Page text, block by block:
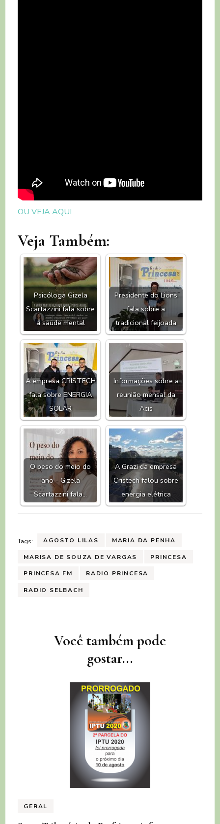
OU VEJA AQUI
Veja Também:
Psicóloga Gizela
Scartazzini fala sobre
a saúde mental
Presidente do Lions
fala sobre a
tradicional feijoada
A empresa CRISTECH
fala sobre ENERGIA
SOLAR
Informações sobre a
reunião mensal da
Acis
O peso do meio do
ano - Gizela
Scartazzini fala…
A Grazi da empresa
Cristech falou sobre
energia elétrica
Tags: AGOSTO LILAS MARIA DA PENHA
MARISA DE SOUZA DE VARGAS PRINCESA
PRINCESA FM RADIO PRINCESA
RADIO SELBACH
NavegaçãoVocê também pode
gostar...
GERAL